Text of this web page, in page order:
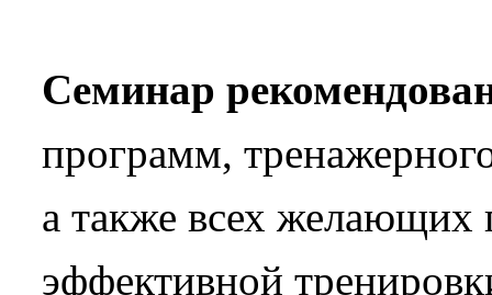
Семинар
программ,
а также всех желающих
эффективной